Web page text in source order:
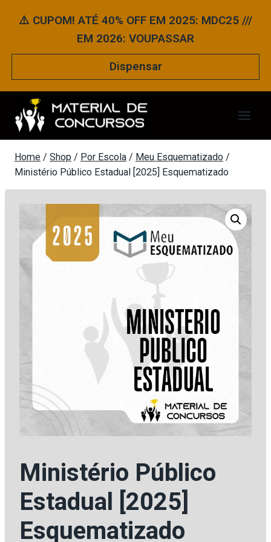
para⚠️ CUPOM! ATÉ 40% OFF EM 2025: MDC25 ///
EM 2026: VOUPASSAR
Dispensar
Home / Shop / Por Escola / Meu Esquematizado /
Ministério Público Estadual [2025] Esquematizado
Ministério Público
Estadual [2025]
Esquematizado